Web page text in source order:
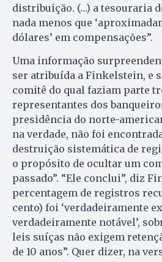
distribuição. (…) a tesouraria
nada menos que
dólares’ em compensações”.
Uma informação
ser atribuída a Finkelstein, e
comitê do qual faziam parte
representantes dos
presidência do norte-
na verdade, não foi
destruição sistemática de
o propósito de ocultar um
passado”. “Ele conclui”, diz
percentagem de registros
cento) foi ‘verdadeiramente
verdadeiramente notável’,
leis suíças não exigem
de 10 anos”. Quer dizer, na